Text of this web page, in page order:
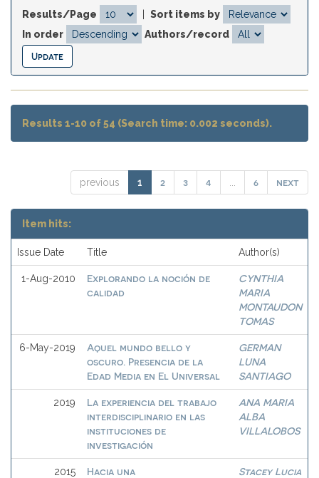
Results/Page
Sort items by
In order
Authors/record
Results 1-10 of 54 (Search time: 0.002 seconds).
previous 1 2 3 4 6 next
Item hits:
Issue Date Title Author(s)
1-Aug-2010
Explorando la noción de
calidad
CYNTHIA
MARIA
MONTAUDON
TOMAS
6-May-2019
Aquel mundo bello y
oscuro. Presencia de la
Edad Media en El Universal
GERMAN
LUNA
SANTIAGO
2019
La experiencia del trabajo
interdisciplinario en las
instituciones de
investigación
ANA MARIA
ALBA
VILLALOBOS
2015
Hacia una
Stacey Lucia